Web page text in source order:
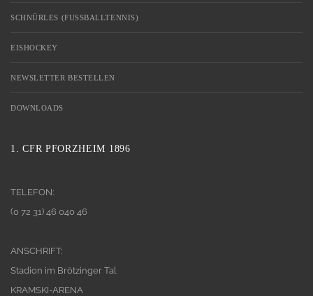
SCHNÜRLES (FUSSBALLTENNIS)
EISHOCKEY
NEWSLETTER BESTELLEN
DOWNLOADS
1. CFR PFORZHEIM 1896
TELEFON:
(0 72 31) 46 040 46
ANSCHRIFT:
Stadion im Brötzinger Tal
KRAMSKI-ARENA